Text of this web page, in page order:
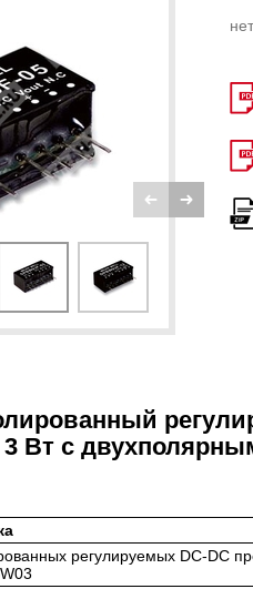
3 Вт с
регулируемых DC-DC